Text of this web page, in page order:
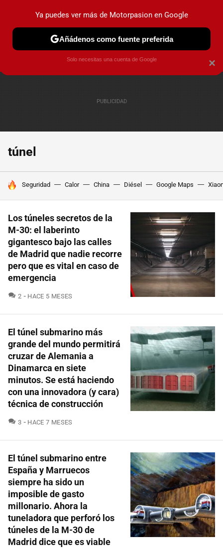
PRUEBAS COCHES ELÉCTRICOS OBSERVATORIO
túnel
HOY SE HABLA DE
Seguridad Calor China Diésel Google Maps
Los túneles secretos de la
M-30: el laberinto
gigantesco bajo las calles
de Madrid que nadie recorre
pero que es vital en caso de
emergencia
2 COMENTARIOS
HACE 5 MESES
El túnel submarino más
grande del mundo permitirá
cruzar de Alemania a
Dinamarca en siete
minutos. Se está haciendo
con una innovadora (y cara)
técnica de construcción
3 COMENTARIOS
HACE 7 MESES
El túnel submarino entre
España y Marruecos
siempre ha sido un
imposible de gasto
millonario. Ahora la
tuneladora que perforó los
túneles de la M-30 de
Madrid dice que es viable
×
Ya puedes ver más de Motorpasion en Google
Añádenos como fuente preferida
Solo necesitas una cuenta de Google